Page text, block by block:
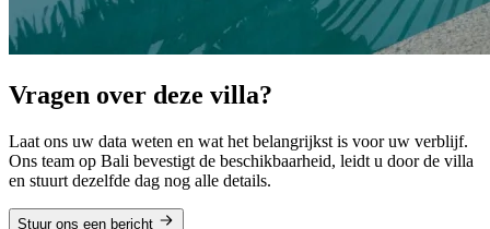
Vragen over deze villa?
Laat ons uw data weten en wat het belangrijkst is voor uw verblijf.
Ons team op Bali bevestigt de beschikbaarheid, leidt u door de villa
en stuurt dezelfde dag nog alle details.
Stuur ons een bericht